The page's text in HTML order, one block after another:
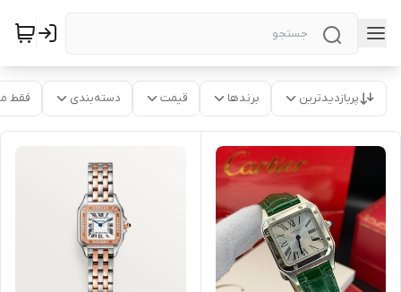
پربازدیدترین برندها قیمت دسته‌بندی فقط